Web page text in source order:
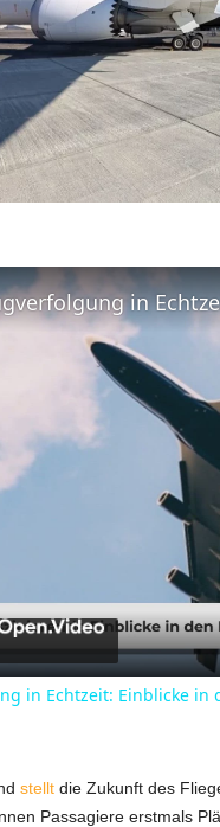
in Echtzeit: Einblicke in
stellt die Zukunft des
Passagiere erstmals